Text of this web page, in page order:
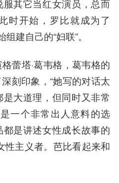
其它当红女演员，总而
时开始，罗比就成为了
组建自己的“妇联”。
蕾塔·葛韦格，葛韦格的
刻印象，“她写的对话太
大道理，但同时又非常
一个非常出人意料的选
是讲述女性成长故事的
性主义者。芭比看起来和